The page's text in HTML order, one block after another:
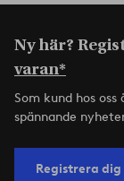
Ny här?
varan*
Som kund hos
spännande
Registrera dig